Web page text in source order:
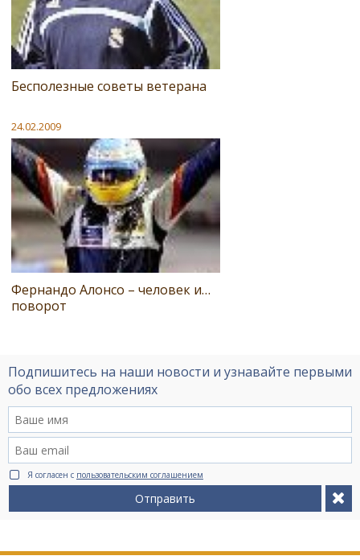
Бесполезные советы ветерана
24.02.2009
Фернандо Алонсо – человек и…
поворот
Подпишитесь на наши новости и узнавайте первыми
обо всех предложениях
Я согласен с пользовательским соглашением
Отправить